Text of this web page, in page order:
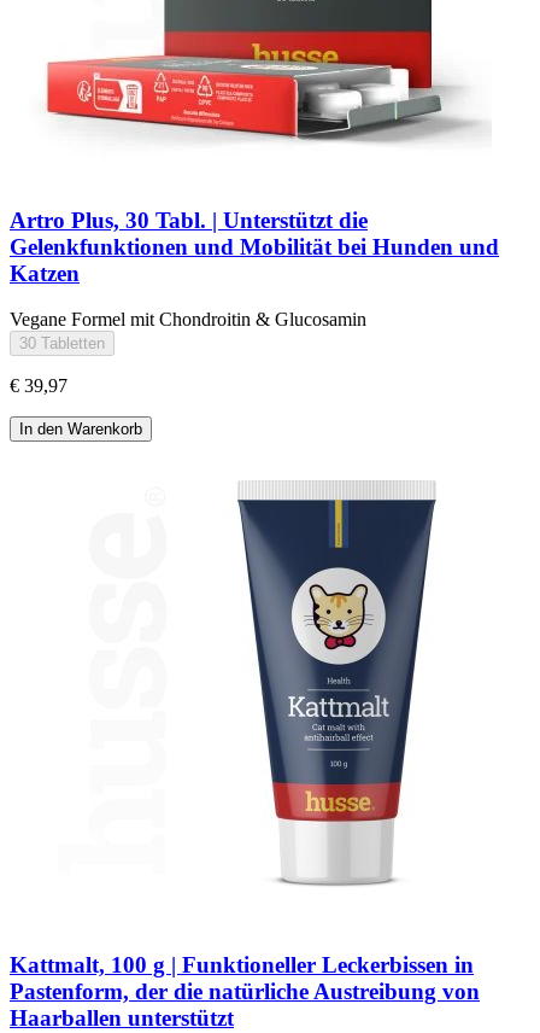
Artro Plus, 30 Tabl. | Unterstützt die
Gelenkfunktionen und Mobilität bei Hunden und
Katzen
Vegane Formel mit Chondroitin & Glucosamin
30 Tabletten
€ 39,97
In den Warenkorb
Kattmalt, 100 g | Funktioneller Leckerbissen in
Pastenform, der die natürliche Austreibung von
Haarballen unterstützt